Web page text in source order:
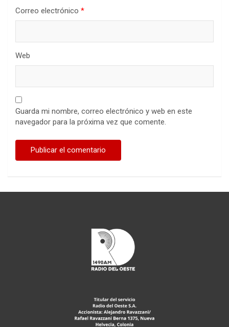
Correo electrónico *
Web
Guarda mi nombre, correo electrónico y web en este
navegador para la próxima vez que comente.